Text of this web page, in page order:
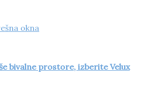
bivalne prostore, izberite Velux